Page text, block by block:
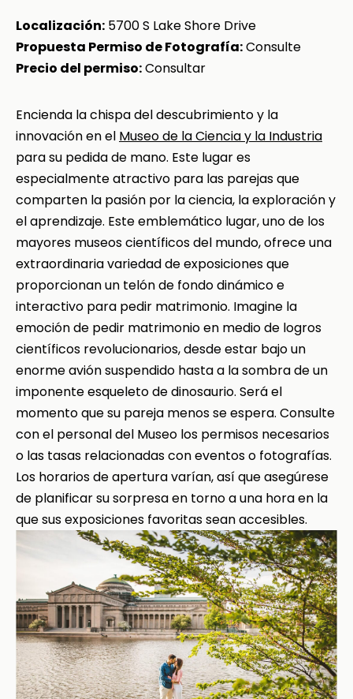
Localización: 5700 S Lake Shore Drive
Propuesta Permiso de Fotografía:Consulte
Precio del permiso:Consultar
Encienda la chispa del descubrimiento y la
innovación en el Museo de la Ciencia y la Industria
para su pedida de mano. Este lugar es
especialmente atractivo para las parejas que
comparten la pasión por la ciencia, la exploración y
el aprendizaje. Este emblemático lugar, uno de los
mayores museos científicos del mundo, ofrece una
extraordinaria variedad de exposiciones que
proporcionan un telón de fondo dinámico e
interactivo para pedir matrimonio. Imagine la
emoción de pedir matrimonio en medio de logros
científicos revolucionarios, desde estar bajo un
enorme avión suspendido hasta a la sombra de un
imponente esqueleto de dinosaurio. Será el
momento que su pareja menos se espera. Consulte
con el personal del Museo los permisos necesarios
o las tasas relacionadas con eventos o fotografías.
Los horarios de apertura varían, así que asegúrese
de planificar su sorpresa en torno a una hora en la
que sus exposiciones favoritas sean accesibles.